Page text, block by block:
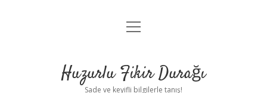
Anasayfa
Yasal Uyarı
menüyü
Huzurlu Fikir Durağı
Sade ve keyifli bilgilerle tanış!